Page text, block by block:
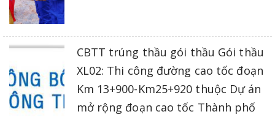
CBTT trúng thầu gói thầu Gói thầu
XL02: Thi công đường cao tốc đoạn
Km 13+900-Km25+920 thuộc Dự án
mở rộng đoạn cao tốc Thành phố